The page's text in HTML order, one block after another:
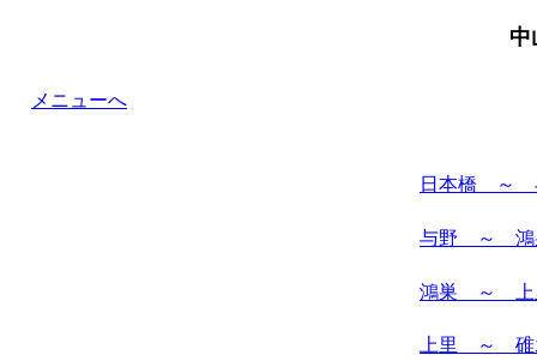
中
メニューへ
日本橋 ～
与野 ～ 鴻
鴻巣 ～ 上
上里 ～ 碓